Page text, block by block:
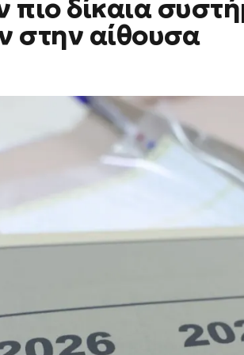
δίκαια
στην αίθουσα